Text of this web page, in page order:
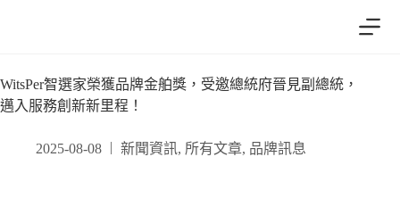
內
WitsPer智選家榮獲品牌金舶獎，受邀總統府晉見副總統，
邁入服務創新新里程！
2025-08-08 新聞資訊, 所有文章, 品牌訊息